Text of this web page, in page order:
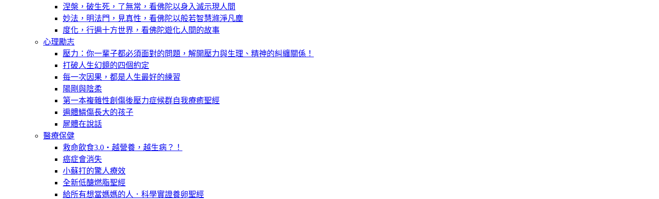
涅槃，破生死，了無常，看佛陀以身入滅示現人間
妙法，明法門，見真性，看佛陀以般若智慧滌淨凡塵
度化，行遍十方世界，看佛陀遊化人間的故事
心理勵志
壓力：你一輩子都必須面對的問題，解開壓力與生理、精神的糾纏關係！
打破人生幻鏡的四個約定
每一次因果，都是人生最好的練習
陽剛與陰柔
第一本複雜性創傷後壓力症候群自我療癒聖經
遍體鱗傷長大的孩子
屍體在說話
醫療保健
救命飲食3.0‧越營養，越生病？！
癌症會消失
小蘇打的驚人療效
全新低醣燃脂聖經
給所有想當媽媽的人．科學實證養卵聖經